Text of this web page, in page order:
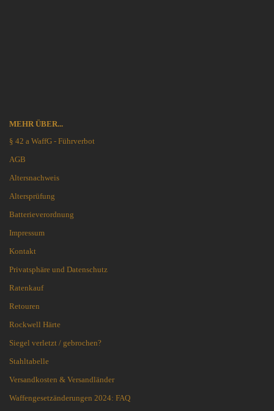
MEHR ÜBER...
§ 42 a WaffG - Führverbot
AGB
Altersnachweis
Altersprüfung
Batterieverordnung
Impressum
Kontakt
Privatsphäre und Datenschutz
Ratenkauf
Retouren
Rockwell Härte
Siegel verletzt / gebrochen?
Stahltabelle
Versandkosten & Versandländer
Waffengesetzänderungen 2024: FAQ